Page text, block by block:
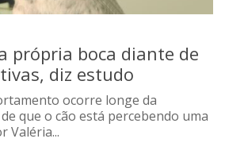
própria boca diante de
diz estudo
ocorre longe da
que o cão está percebendo uma
Valéria...